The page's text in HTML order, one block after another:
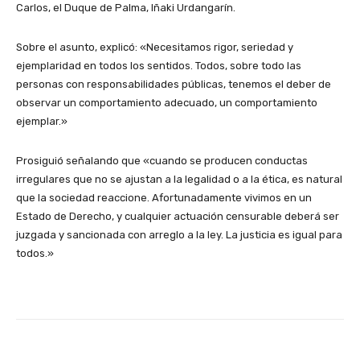
Carlos, el Duque de Palma, Iñaki Urdangarín.
Sobre el asunto, explicó: «Necesitamos rigor, seriedad y
ejemplaridad en todos los sentidos. Todos, sobre todo las
personas con responsabilidades públicas, tenemos el deber de
observar un comportamiento adecuado, un comportamiento
ejemplar.»
Prosiguió señalando que «cuando se producen conductas
irregulares que no se ajustan a la legalidad o a la ética, es natural
que la sociedad reaccione. Afortunadamente vivimos en un
Estado de Derecho, y cualquier actuación censurable deberá ser
juzgada y sancionada con arreglo a la ley. La justicia es igual para
todos.»